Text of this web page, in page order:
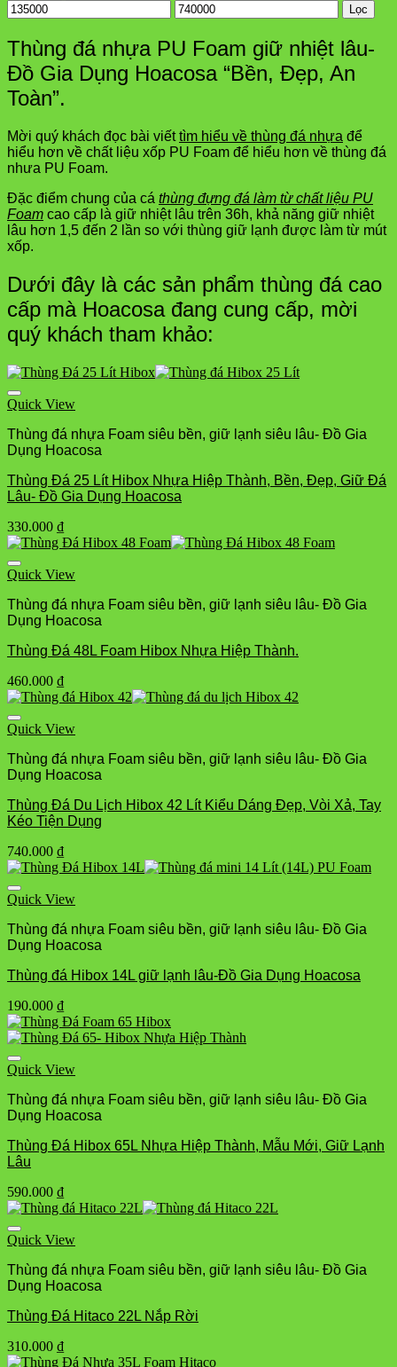
Lọc
Thùng đá nhựa PU Foam giữ nhiệt lâu-
Đồ Gia Dụng Hoacosa “Bền, Đẹp, An
Toàn”.
Mời quý khách đọc bài viếttìm hiểu về thùng đá nhựa để
hiểu hơn về chất liệu xốp PU Foam để hiểu hơn về thùng đá
nhưa PU Foam.
Đặc điểm chung của cá thùng đựng đá làm từ chất liệu PU
Foam cao cấp là giữ nhiệt lâu trên 36h, khả năng giữ nhiệt
lâu hơn 1,5 đến 2 lần so với thùng giữ lạnh được làm từ mút
xốp.
Dưới đây là các sản phẩm thùng đá cao
cấp mà Hoacosa đang cung cấp, mời
quý khách tham khảo:
Quick View
Thùng đá nhựa Foam siêu bền, giữ lạnh siêu lâu- Đồ Gia
Dụng Hoacosa
Thùng Đá 25 Lít Hibox Nhựa Hiệp Thành, Bền, Đẹp, Giữ Đá
Lâu- Đồ Gia Dụng Hoacosa
330.000 ₫
Quick View
Thùng đá nhựa Foam siêu bền, giữ lạnh siêu lâu- Đồ Gia
Dụng Hoacosa
Thùng Đá 48L Foam Hibox Nhựa Hiệp Thành.
460.000 ₫
Quick View
Thùng đá nhựa Foam siêu bền, giữ lạnh siêu lâu- Đồ Gia
Dụng Hoacosa
Thùng Đá Du Lịch Hibox 42 Lít Kiểu Dáng Đẹp, Vòi Xả, Tay
Kéo Tiện Dụng
740.000 ₫
Quick View
Thùng đá nhựa Foam siêu bền, giữ lạnh siêu lâu- Đồ Gia
Dụng Hoacosa
Thùng đá Hibox 14L giữ lạnh lâu-Đồ Gia Dụng Hoacosa
190.000 ₫
Quick View
Thùng đá nhựa Foam siêu bền, giữ lạnh siêu lâu- Đồ Gia
Dụng Hoacosa
Thùng Đá Hibox 65L Nhựa Hiệp Thành, Mẫu Mới, Giữ Lạnh
Lâu
590.000 ₫
Quick View
Thùng đá nhựa Foam siêu bền, giữ lạnh siêu lâu- Đồ Gia
Dụng Hoacosa
Thùng Đá Hitaco 22L Nắp Rời
310.000 ₫